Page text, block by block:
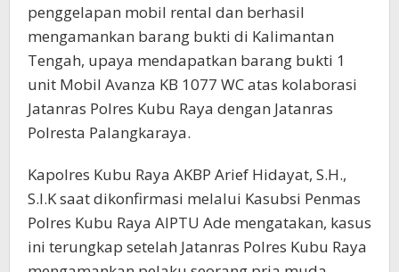
penggelapan mobil rental dan berhasil
mengamankan barang bukti di Kalimantan
Tengah, upaya mendapatkan barang bukti 1
unit Mobil Avanza KB 1077 WC atas kolaborasi
Jatanras Polres Kubu Raya dengan Jatanras
Polresta Palangkaraya.
Kapolres Kubu Raya AKBP Arief Hidayat, S.H.,
S.I.K saat dikonfirmasi melalui Kasubsi Penmas
Polres Kubu Raya AIPTU Ade mengatakan, kasus
ini terungkap setelah Jatanras Polres Kubu Raya